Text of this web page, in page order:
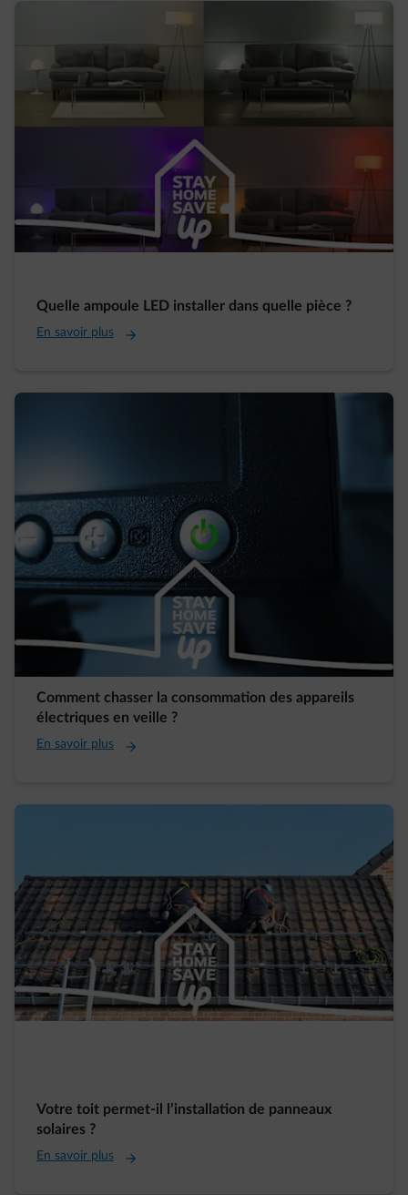
Quelle ampoule LED installer dans quelle pièce ?
En savoir plus
Comment chasser la consommation des appareils
électriques en veille ?
En savoir plus
Votre toit permet-il l’installation de panneaux
solaires ?
En savoir plus